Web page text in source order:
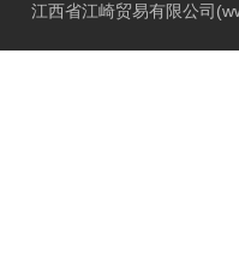
江西省江崎贸易有限公司